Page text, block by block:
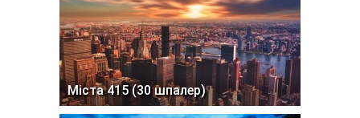
Міста 415 (30 шпалер)